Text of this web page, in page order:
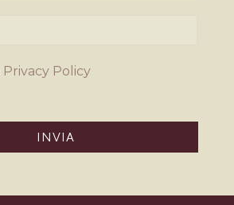
Privacy Policy
INVIA